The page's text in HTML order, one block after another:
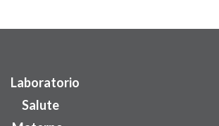
Laboratorio
Salute